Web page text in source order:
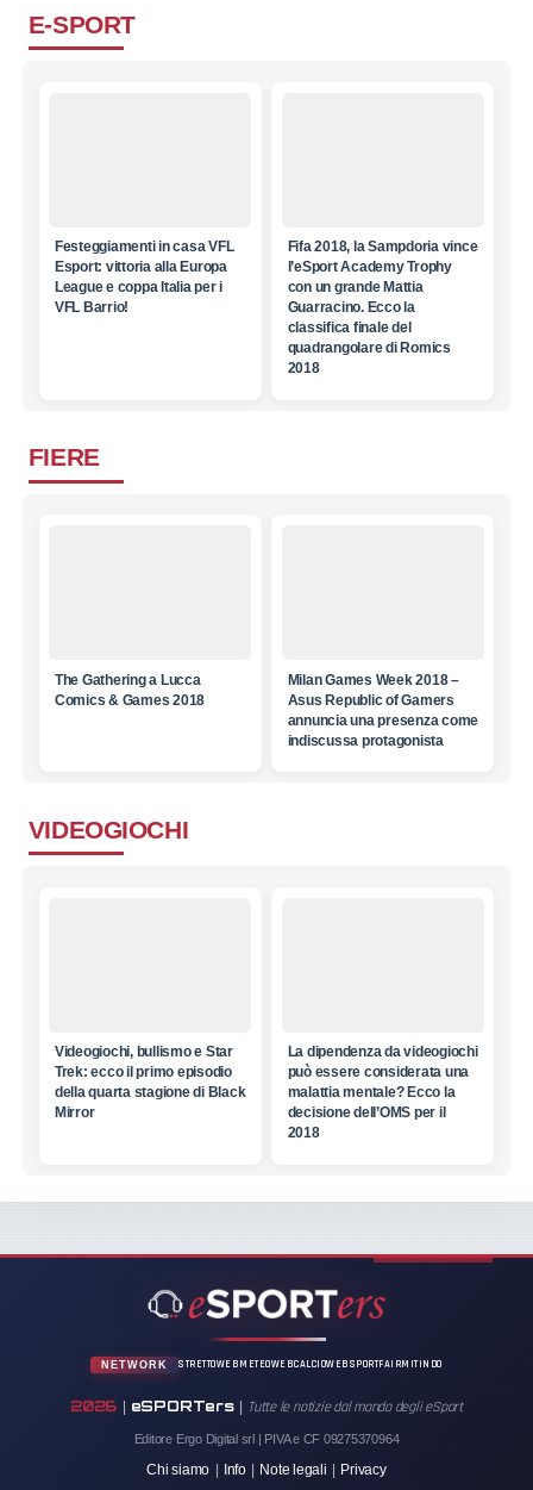
E-SPORT
Festeggiamenti in casa VFL
Esport: vittoria alla Europa
League e coppa Italia per i
VFL Barrio!
Fifa 2018, la Sampdoria vince
l’eSport Academy Trophy
con un grande Mattia
Guarracino. Ecco la
classifica finale del
quadrangolare di Romics
2018
FIERE
The Gathering a Lucca
Comics & Games 2018
Milan Games Week 2018 –
Asus Republic of Gamers
annuncia una presenza come
indiscussa protagonista
VIDEOGIOCHI
Videogiochi, bullismo e Star
Trek: ecco il primo episodio
della quarta stagione di Black
Mirror
La dipendenza da videogiochi
può essere considerata una
malattia mentale? Ecco la
decisione dell’OMS per il
2018
NETWORK STRETTOWEBMETEOWEBCALCIOWEBSPORTFAIRMITINDO
2026 | eSPORTers | Tutte le notizie dal mondo degli eSport
Editore Ergo Digital srl | PIVA e CF 09275370964
Chi siamo Info Note legali Privacy